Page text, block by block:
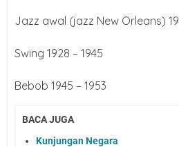
Jazz awal (jazz New Orleans)
Swing 1928 – 1945
Bebob 1945 – 1953
BACA JUGA
Kunjungan Negara